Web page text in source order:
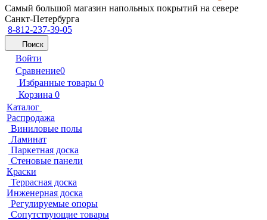
Самый большой магазин напольных покрытий на севере
Санкт-Петербурга
8-812-237-39-05
Поиск
Войти
Сравнение0
Избранные товары 0
Корзина 0
Каталог
Распродажа
Виниловые полы
Ламинат
Паркетная доска
Стеновые панели
Краски
Террасная доска
Инженерная доска
Регулируемые опоры
Сопутствующие товары